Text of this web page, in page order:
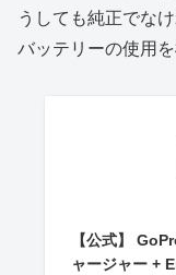
うしても純正でな
バッテリーの使用
【公式】
ャージャー +